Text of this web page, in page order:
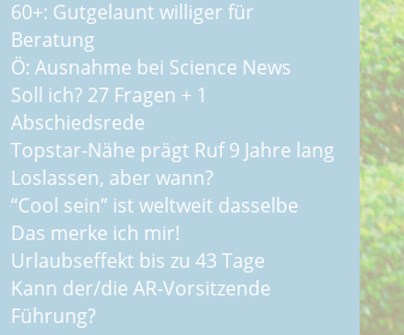
60+: Gutgelaunt williger für
Beratung
Ö: Ausnahme bei Science News
Soll ich? 27 Fragen + 1
Abschiedsrede
Topstar-Nähe prägt Ruf 9 Jahre lang
Loslassen, aber wann?
“Cool sein” ist weltweit dasselbe
Das merke ich mir!
Urlaubseffekt bis zu 43 Tage
Kann der/die AR-Vorsitzende
Führung?